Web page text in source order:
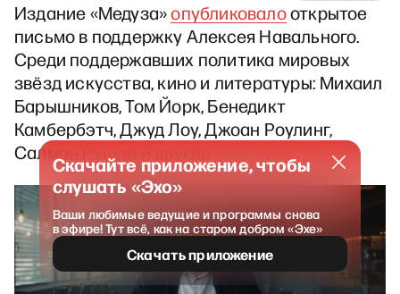
Издание «Медуза»опубликовалооткрытое
письмо в поддержку Алексея Навального.
Среди поддержавших политика мировых
звёзд искусства, кино и литературы: Михаил
Барышников, Том Йорк, Бенедикт
Камбербэтч, Джуд Лоу, Джоан Роулинг,
Салман Рушди и другие.
Скачайте приложение, чтобы
слушать «Эхо»
Ваши любимые ведущие и программы снова
в эфире! Тут всё, как на старом добром «Эхе»
Скачать приложение